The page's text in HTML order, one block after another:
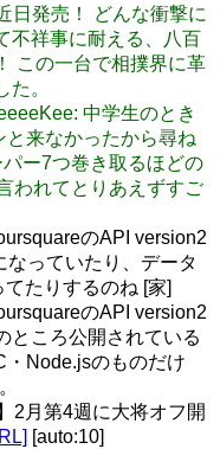
日発売！ どんな衝撃に
不祥事に耐える、八百
この一台で相撲界に革
。
中学生のとき
来なかったから尋ね
ー7つ巻き取るほどの
われてとりあえずすご
のAPI version2
なっていたり、データ
たりするのね [家]
のAPI version2
ところ公開されている
Node.jsのものだけ
2月第4週に大将オフ開
[auto:10]